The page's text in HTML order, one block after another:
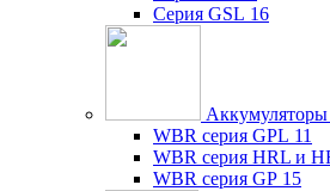
Серия GSL 16
WBR серия GPL 11
WBR серия HRL и
WBR серия GP 15